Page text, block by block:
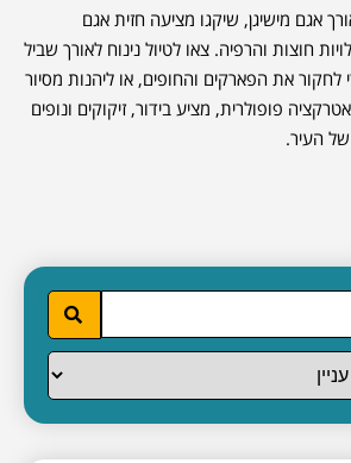
אגם מישיגן, שיקגו מציעה חזית אגם
חוצות והרפיה. צאו לטיול נינוח לאורך שביל
לחקור את הפארקים והחופים, או ליהנות מסיור
פופולרית, מציע בידור, זיקוקים ונופים
העיר.